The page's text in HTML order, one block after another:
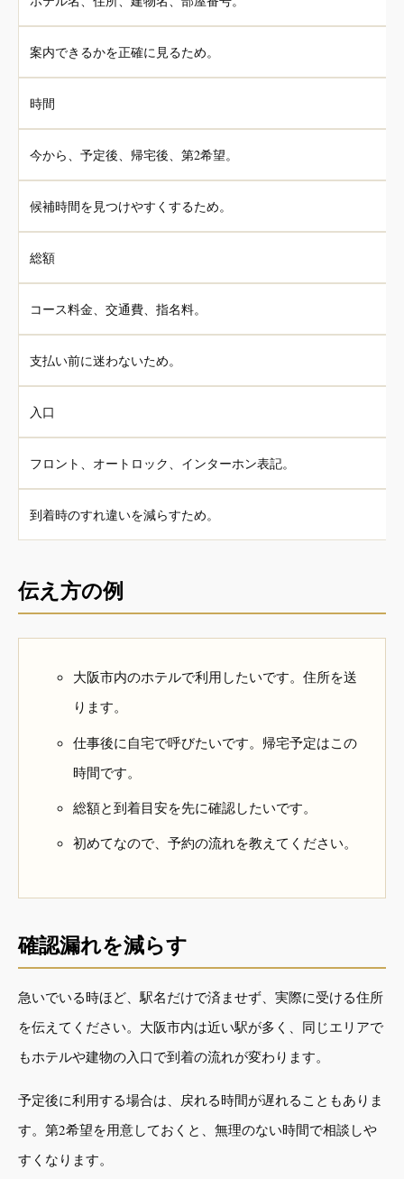
案内できるかを正確に見るため。
時間
今から、予定後、帰宅後、第2希望。
候補時間を見つけやすくするため。
総額
コース料金、交通費、指名料。
支払い前に迷わないため。
入口
フロント、オートロック、インターホン表記。
到着時のすれ違いを減らすため。
伝え方の例
大阪市内のホテルで利用したいです。住所を送
ります。
仕事後に自宅で呼びたいです。帰宅予定はこの
時間です。
総額と到着目安を先に確認したいです。
初めてなので、予約の流れを教えてください。
確認漏れを減らす
急いでいる時ほど、駅名だけで済ませず、実際に受ける住所
を伝えてください。大阪市内は近い駅が多く、同じエリアで
もホテルや建物の入口で到着の流れが変わります。
予定後に利用する場合は、戻れる時間が遅れることもありま
す。第2希望を用意しておくと、無理のない時間で相談しや
すくなります。